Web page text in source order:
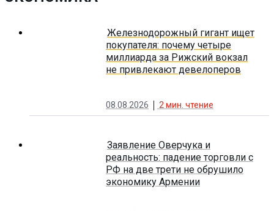
Железнодорожный гигант ищет
покупателя: почему четыре
миллиарда за Рижский вокзал
не привлекают девелоперов
08.08.2026 2мин. чтение
Заявление Оверчука и
реальность: падение торговли с
РФ на две трети не обрушило
экономику Армении